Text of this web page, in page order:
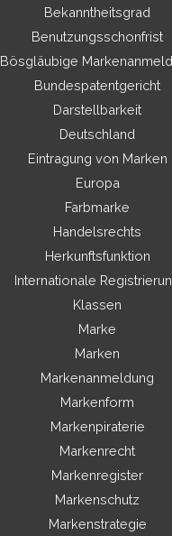
Bekanntheitsgrad
Benutzungsschonfrist
Bösgläubige
Bundespatentgericht
Darstellbarkeit
Deutschland
Eintragung von Marken
Europa
Farbmarke
Handelsrechts
Herkunftsfunktion
Internationale
Klassen
Marke
Marken
Markenanmeldung
Markenform
Markenpiraterie
Markenrecht
Markenregister
Markenschutz
Markenstrategie